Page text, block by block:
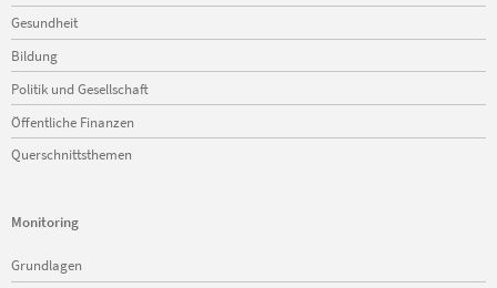
Gesundheit
Bildung
Politik und Gesellschaft
Öffentliche Finanzen
Querschnittsthemen
Monitoring
Navigation
überspringen
Grundlagen